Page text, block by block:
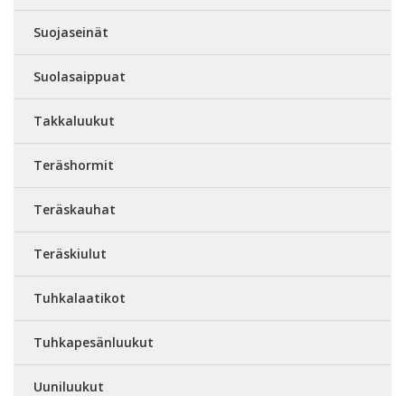
Suojaseinät
Suolasaippuat
Takkaluukut
Teräshormit
Teräskauhat
Teräskiulut
Tuhkalaatikot
Tuhkapesänluukut
Uuniluukut